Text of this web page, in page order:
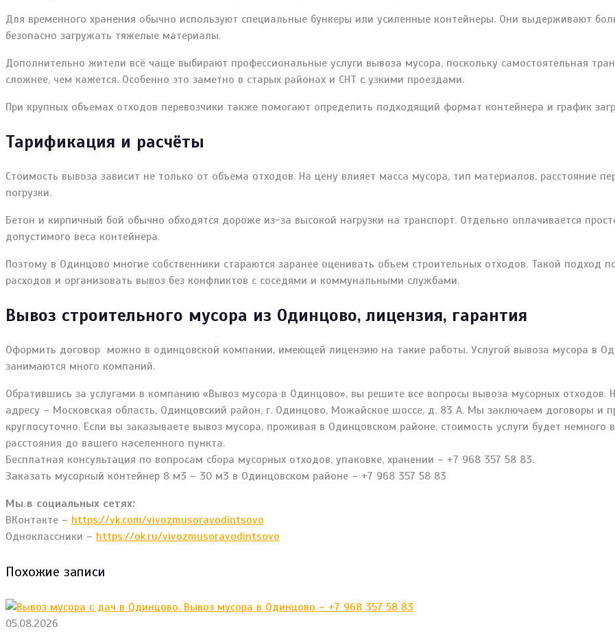
Для временного хранения обычно используют специальные бункеры или усиленные контейнеры. Они выдерживают
безопасно загружать тяжелые материалы.
Дополнительно жители всё чаще выбирают профессиональные услуги вывоза мусора, поскольку самостоятельная
сложнее, чем кажется. Особенно это заметно в старых районах и СНТ с узкими проездами.
При крупных объемах отходов перевозчики также помогают определить подходящий формат контейнера и график
Тарификация и расчёты
Стоимость вывоза зависит не только от объема отходов. На цену влияет масса мусора, тип материалов, расстояние
погрузки.
Бетон и кирпичный бой обычно обходятся дороже из-за высокой нагрузки на транспорт. Отдельно оплачивается
допустимого веса контейнера.
Поэтому в Одинцово многие собственники стараются заранее оценивать объем строительных отходов. Такой подход
расходов и организовать вывоз без конфликтов с соседями и коммунальными службами.
Вывоз строительного мусора из Одинцово, лицензия, гарантия
Оформить договор можно в одинцовской компании, имеющей лицензию на такие работы. Услугой вывоза мусора в
занимаются много компаний.
Обратившись за услугами в компанию «Вывоз мусора в Одинцово», вы решите все вопросы вывоза мусорных
адресу – Московская область, Одинцовский район, г. Одинцово, Можайское шоссе, д. 83 А. Мы заключаем договоры и
круглосуточно. Если вы заказываете вывоз мусора, проживая в Одинцовском районе, стоимость услуги будет немного
расстояния до вашего населенного пункта.
Бесплатная консультация по вопросам сбора мусорных отходов, упаковке, хранении – +7 968 357 58 83.
Заказать мусорный контейнер 8 м3 – 30 м3 в Одинцовском районе – +7 968 357 58 83
Мы в социальных сетях:
ВКонтакте – https://vk.com/vivozmusoravodintsovo
Одноклассники – https://ok.ru/vivozmusoravodintsovo
Похожие записи
05.08.2026